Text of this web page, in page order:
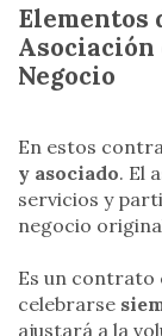
Elementos
Negocio
En estos
y asociado. El
servicios y
negocio
Es un contrato
celebrarse
ajustará a la